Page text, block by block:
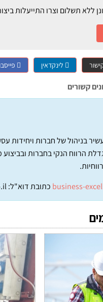
לינקדאין
קשורים
בניהול של חברות
הרווח הנקי בחברות
business- כתובת דוא"ל: